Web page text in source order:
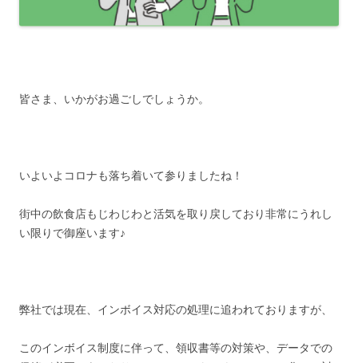
皆さま、いかがお過ごしでしょうか。
いよいよコロナも落ち着いて参りましたね！
街中の飲食店もじわじわと活気を取り戻しており非常にうれし
い限りで御座います♪
弊社では現在、インボイス対応の処理に追われておりますが、
このインボイス制度に伴って、領収書等の対策や、データでの